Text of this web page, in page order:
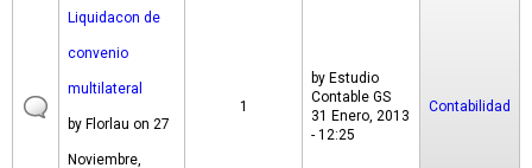
Liquidacon de
convenio
multilateral
by Florlau on 27
Noviembre,
1
by Estudio
Contable GS
31 Enero, 2013
- 12:25
Contabilidad